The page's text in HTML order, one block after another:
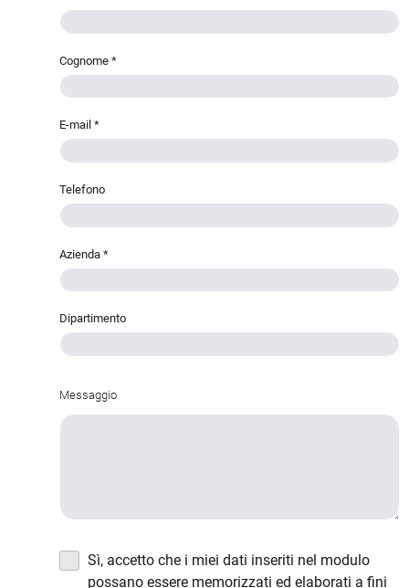
Cognome *
E-mail *
Telefono
Azienda *
Dipartimento
Messaggio
Sì, accetto che i miei dati inseriti nel modulo
possano essere memorizzati ed elaborati a fini